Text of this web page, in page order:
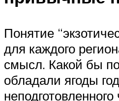
Понятие
для каждого
смысл. Какой бы
обладали ягоды